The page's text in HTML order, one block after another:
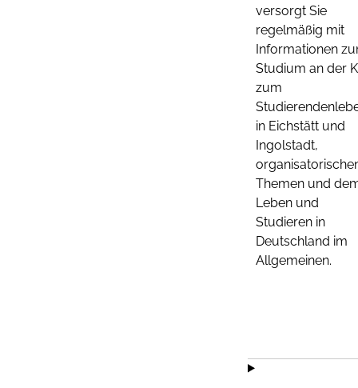
versorgt Sie
regelmäßig mit
Informationen
Studium an der
zum
in Eichstätt und
Ingolstadt,
Themen und
Leben und
Studieren in
Deutschland im
Allgemeinen.